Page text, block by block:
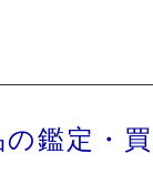
鑑定・